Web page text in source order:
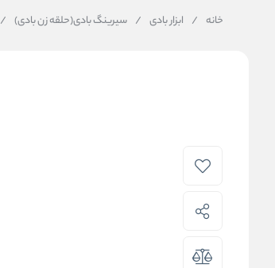
خانه / ابزار بادی / سیرینگ بادی(حلقه زن بادی) /